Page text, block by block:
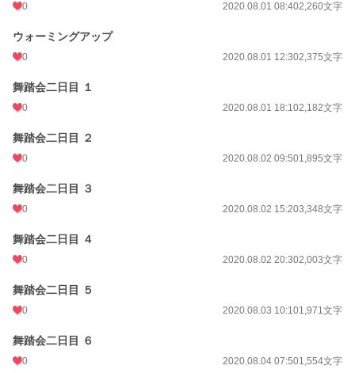
0 2020.08.01 08:402,260文字
ウォーミングアップ
0 2020.08.01 12:302,375文字
舞踏会二日目 １
0 2020.08.01 18:102,182文字
舞踏会二日目 ２
0 2020.08.02 09:501,895文字
舞踏会二日目 ３
0 2020.08.02 15:203,348文字
舞踏会二日目 ４
0 2020.08.02 20:302,003文字
舞踏会二日目 ５
0 2020.08.03 10:101,971文字
舞踏会二日目 ６
0 2020.08.04 07:501,554文字